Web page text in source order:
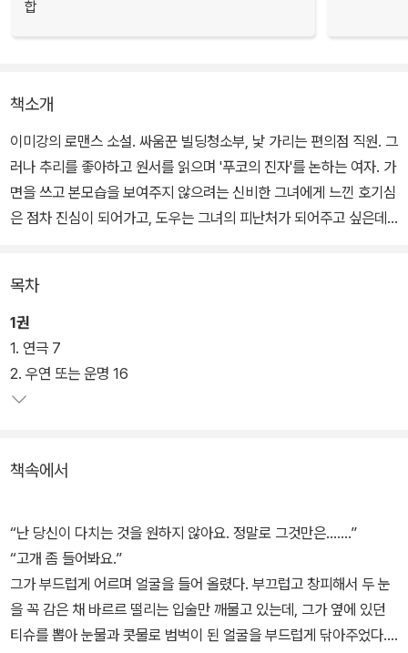
합
책소개
이미강의 로맨스 소설. 싸움꾼 빌딩청소부, 낯 가리는 편의점 직원. 그
러나 추리를 좋아하고 원서를 읽으며 '푸코의 진자'를 논하는 여자. 가
면을 쓰고 본모습을 보여주지 않으려는 신비한 그녀에게 느낀 호기심
은 점차 진심이 되어가고, 도우는 그녀의 피난처가 되어주고 싶은데…
목차
1권
1. 연극 7
2. 우연 또는 운명 16
책속에서
“난 당신이 다치는 것을 원하지 않아요. 정말로 그것만은…….”
“고개 좀 들어봐요.”
그가 부드럽게 어르며 얼굴을 들어 올렸다. 부끄럽고 창피해서 두 눈
을 꼭 감은 채 바르르 떨리는 입술만 깨물고 있는데, 그가 옆에 있던
티슈를 뽑아 눈물과 콧물로 범벅이 된 얼굴을 부드럽게 닦아주었다.